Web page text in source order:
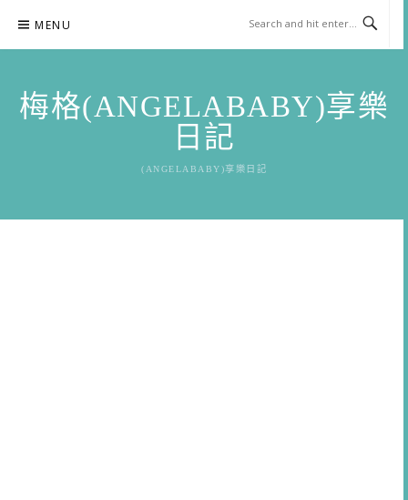
content
MENU
梅格(ANGELABABY)享樂
日記
(ANGELABABY)享樂日記